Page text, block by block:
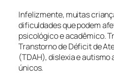
Infelizmente, muitas
dificuldades que podem
psicológico e acadêmico.
Transtorno de Déficit de
(TDAH), dislexia e
únicos.